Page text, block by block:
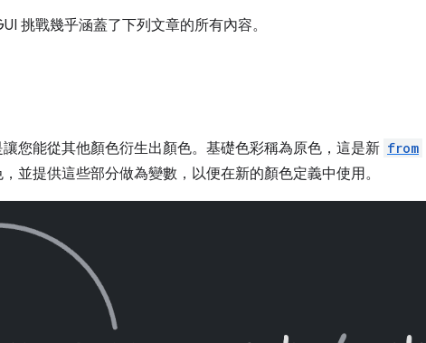
挑戰幾乎涵蓋了下列文章的所有內容。
您能從其他顏色衍生出顏色。基礎色彩稱為原色，這是新 from
並提供這些部分做為變數，以便在新的顏色定義中使用。